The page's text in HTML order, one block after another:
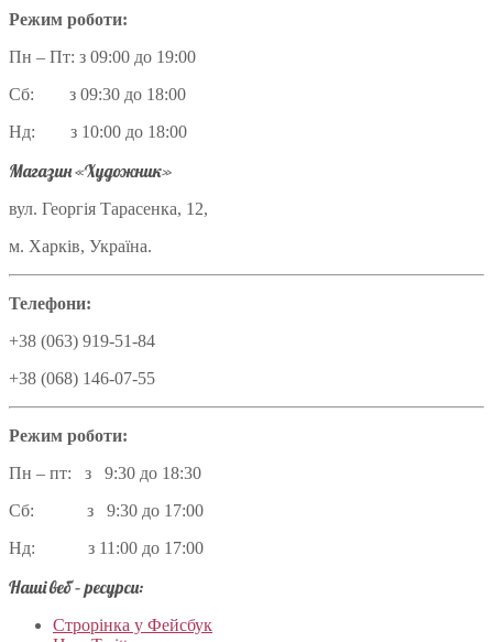
Режим роботи:
Пн – Пт: з 09:00 до 19:00
Сб: з 09:30 до 18:00
Нд: з 10:00 до 18:00
Магазин «Художник»
вул. Георгія Тарасенка, 12,
м. Харків, Україна.
Телефони:
+38 (063) 919-51-84
+38 (068) 146-07-55
Режим роботи:
Пн – пт: з 9:30 до 18:30
Сб: з 9:30 до 17:00
Нд: з 11:00 до 17:00
Наші веб – ресурси:
Строрінка у Фейсбук